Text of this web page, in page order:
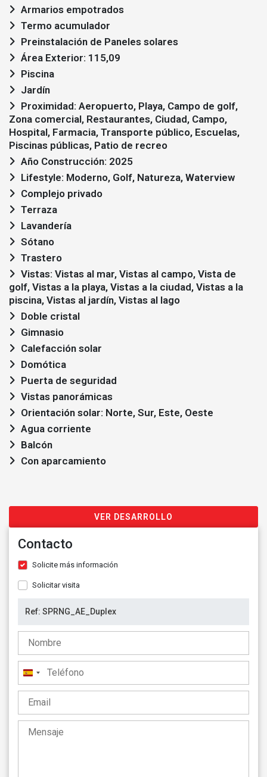
Armarios empotrados
Termo acumulador
Preinstalación de Paneles solares
Área Exterior: 115,09
Piscina
Jardín
Zona comercial, Restaurantes, Ciudad, Campo,
Hospital, Farmacia, Transporte público, Escuelas,
Piscinas públicas, Patio de recreo
Año Construcción: 2025
Lifestyle: Moderno, Golf, Natureza, Waterview
Complejo privado
Terraza
Lavandería
Sótano
Trastero
golf, Vistas a la playa, Vistas a la ciudad, Vistas a la
piscina, Vistas al jardín, Vistas al lago
Doble cristal
Gimnasio
Calefacción solar
Domótica
Puerta de seguridad
Vistas panorámicas
Orientación solar: Norte, Sur, Este, Oeste
Agua corriente
Balcón
Con aparcamiento
VER DESARROLLO
Contacto
Solicite más información
Solicitar visita
España
+34